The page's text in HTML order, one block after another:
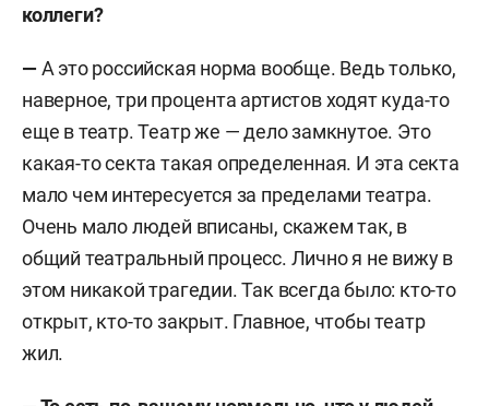
коллеги?
— А это российская норма вообще. Ведь только,
наверное, три процента артистов ходят куда-то
еще в театр. Театр же — дело замкнутое. Это
какая-то секта такая определенная. И эта секта
мало чем интересуется за пределами театра.
Очень мало людей вписаны, скажем так, в
общий театральный процесс. Лично я не вижу в
этом никакой трагедии. Так всегда было: кто-то
открыт, кто-то закрыт. Главное, чтобы театр
жил.